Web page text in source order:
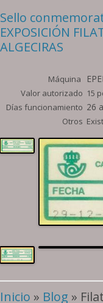
Sello
EXPOSICIÓN
ALGECIRAS
Máquina
Valor autorizado 15
Días funcionamiento 26
Otros
Inicio » Blog »